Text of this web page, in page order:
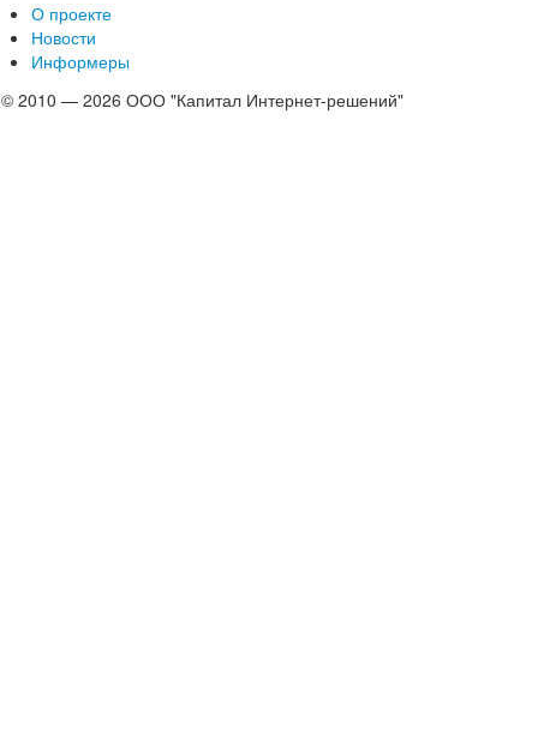
О проекте
Новости
Информеры
© 2010 — 2026 ООО "Капитал Интернет-решений"